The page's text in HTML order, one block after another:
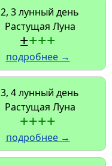
2, 3 лунный день
Растущая Луна
±+++
подробнее →
3, 4 лунный день
Растущая Луна
++++
подробнее →